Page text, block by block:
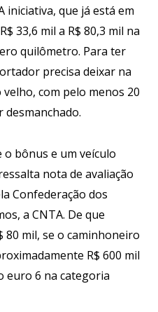
que já está em
33,6 mil a R$ 80,3 mil na
quilômetro. Para ter
precisa deixar na
com pelo menos 20
desmanchado.
bônus e um veículo
nota de avaliação
Confederação dos
a CNTA. De que
80 mil, se o caminhoneiro
R$ 600 mil
euro 6 na categoria